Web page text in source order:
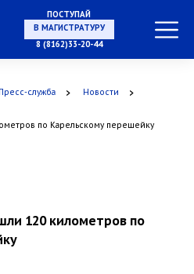
ПОСТУПАЙ
В МАГИСТРАТУРУ
8 (8162)33-20-44
Пресс-служба Новости
по Карельскому перешейку
120 километров по